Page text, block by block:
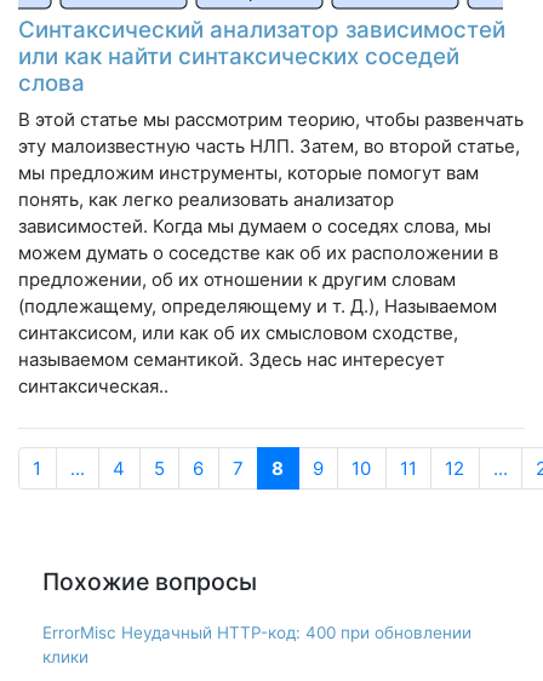
Синтаксический анализатор зависимостей
или как найти синтаксических соседей
слова
В этой статье мы рассмотрим теорию, чтобы развенчать
эту малоизвестную часть НЛП. Затем, во второй статье,
мы предложим инструменты, которые помогут вам
понять, как легко реализовать анализатор
зависимостей. Когда мы думаем о соседях слова, мы
можем думать о соседстве как об их расположении в
предложении, об их отношении к другим словам
(подлежащему, определяющему и т. Д.), Называемом
синтаксисом, или как об их смысловом сходстве,
называемом семантикой. Здесь нас интересует
синтаксическая..
1 ... 4 5 6 7 8 9 10 11 12 ...
Похожие вопросы
ErrorMisc Неудачный HTTP-код: 400 при обновлении
клики